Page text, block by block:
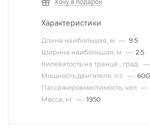
Хочу в подарок
Характеристики
Длина наибольшая, м — 9.5
Ширина наибольшая, м — 2.5
Килеватость на транце , град.
—
Мощность двигателя, л.с — 600
Пассажировместимость, чел —
Масса, кг — 1950